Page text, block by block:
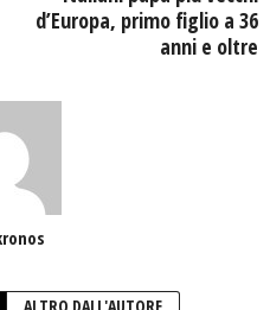
d’Europa, primo figlio a 36
anni e oltre